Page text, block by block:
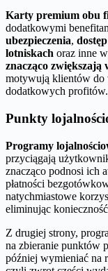
Karty premium obu
dodatkowymi
ubezpieczenia,
lotniskach oraz inne
znacząco
motywują klientów do
dodatkowych profitów.
Punkty
Programy
przyciągają
znacząco podnosi ich
płatności
natychmiastowe
eliminując
Z drugiej strony,
na zbieranie punktów
później wymieniać na